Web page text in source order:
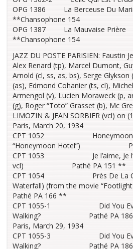
OPG 1386 La Berceuse Du
**Chansophone 154
OPG 1387 La Mauvaise
**Chansophone 154
JAZZ DU POSTE PARISIEN: Faustin
Alex Renard (tp), Marcel Dumont,
Arnold (cl, ss, as, bs), Serge Glykson
(as), Edmond Cohanier (ts, cl),
Armengol (v), Lucien Moraweck (p,
(g), Roger “Toto” Grasset (b), Mc
LIMOZIN & JEAN SORBIER (vcl) on
Paris, March 20, 1934
CPT 1052 Honeymoon
“Honeymoon Hotel”)
CPT 1053 Je l’aime, Je
vcl) Pathé PA 151 **
CPT 1054 Près De La
Waterfall) (from the movie
Pathé PA 166 **
CPT 1055-1 Did You Ever
Walking? Pathé PA 186
Paris, March 29, 1934
CPT 1055-3 Did You Ever
Walking? Pathé PA 186